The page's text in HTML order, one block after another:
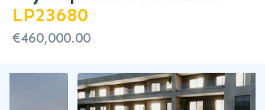
LP23680
€460,000.00